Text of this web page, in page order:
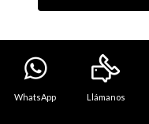
WhatsApp Llámanos